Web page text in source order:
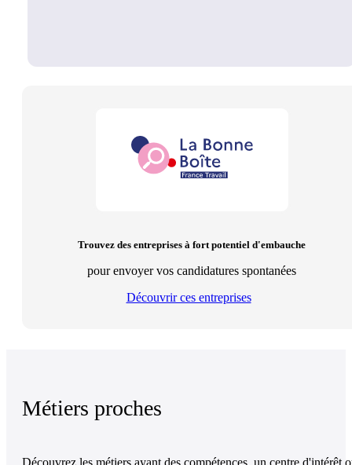
Trouvez des entreprises à fort potentiel d'embauche
pour envoyer vos candidatures spontanées
Découvrir ces entreprises
Métiers proches
Découvrez les métiers ayant des compétences, un centre d'intérêt